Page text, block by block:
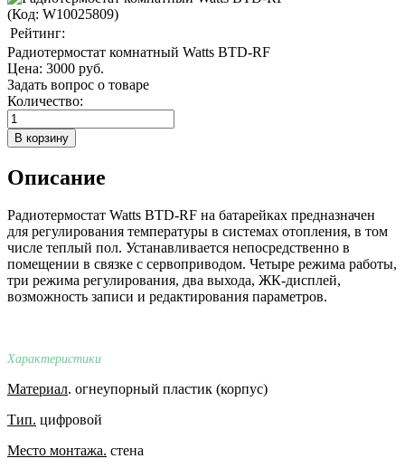
(Код: W10025809)
Рейтинг:
Радиотермостат комнатный Watts BTD-RF
Цена: 3000 руб.
Задать вопрос о товаре
Количество:
Описание
Радиотермостат Watts BTD-RF на батарейках предназначен
для регулирования температуры в системах отопления, в том
числе теплый пол. Устанавливается непосредственно в
помещении в связке с сервоприводом. Четыре режима работы,
три режима регулирования, два выхода, ЖК-дисплей,
возможность записи и редактирования параметров.
Характеристики
Материал. огнеупорный пластик (корпус)
Тип. цифровой
Место монтажа. стена